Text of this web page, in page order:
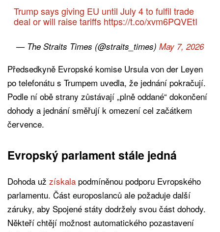
Trump says giving EU until July 4 to fulfil trade
deal or will raise tariffs https://t.co/xvm6PQVEtI
— The Straits Times (@straits_times) May 7, 2026
Předsedkyně Evropské komise Ursula von der Leyen
po telefonátu s Trumpem uvedla, že jednání pokračují.
Podle ní obě strany zůstávají „plně oddané“ dokončení
dohody a jednání směřují k omezení cel začátkem
července.
Evropský parlament stále jedná
Dohoda už získala podmíněnou podporu Evropského
parlamentu. Část europoslanců ale požaduje další
záruky, aby Spojené státy dodržely svou část dohody.
Někteří chtějí možnost automatického pozastavení